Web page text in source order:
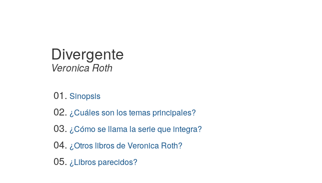
Divergente
Veronica Roth
01. Sinopsis
02. ¿Cuáles son los temas principales?
03. ¿Cómo se llama la serie que integra?
04. ¿Otros libros de Veronica Roth?
05. ¿Libros parecidos?